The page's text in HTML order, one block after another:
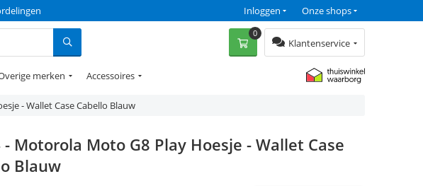
Onze shops
Inloggen
Klantenservice
0
merken Accessoires
- Wallet Case Cabello Blauw
- Motorola Moto G8 Play Hoesje - Wallet Case
Blauw